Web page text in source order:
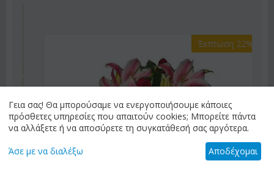
Έκπτωση 22%
Γεια σας! Θα μπορούσαμε να ενεργοποιήσουμε κάποιες
πρόσθετες υπηρεσίες που απαιτούν cookies; Μπορείτε πάντα
να αλλάξετε ή να αποσύρετε τη συγκατάθεσή σας αργότερα.
Άσε με να διαλέξω Αποδέχομαι